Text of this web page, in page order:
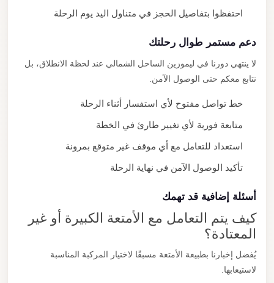
احتفظوا بتفاصيل الحجز في متناول اليد يوم الرحلة
دعم مستمر طوال رحلتك
لا ينتهي دورنا في ليموزين الساحل الشمالي عند لحظة الانطلاق، بل
نتابع معكم حتى الوصول الآمن.
خط تواصل مفتوح لأي استفسار أثناء الرحلة
متابعة فورية لأي تغيير طارئ في الخطة
استعداد للتعامل مع أي موقف غير متوقع بمرونة
تأكيد الوصول الآمن في نهاية الرحلة
أسئلة إضافية قد تهمك
كيف يتم التعامل مع الأمتعة الكبيرة أو غير
المعتادة؟
يُفضل إخبارنا بطبيعة الأمتعة مسبقًا لاختيار المركبة المناسبة
لاستيعابها.